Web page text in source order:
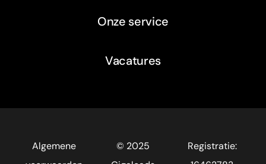
Onze service
Vacatures
Algemene
Registratie:
© 2025